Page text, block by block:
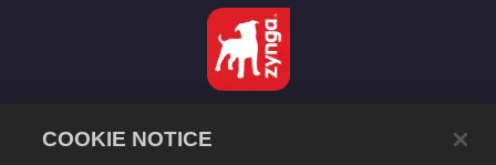
Integritetspolicy
COOKIE NOTICE